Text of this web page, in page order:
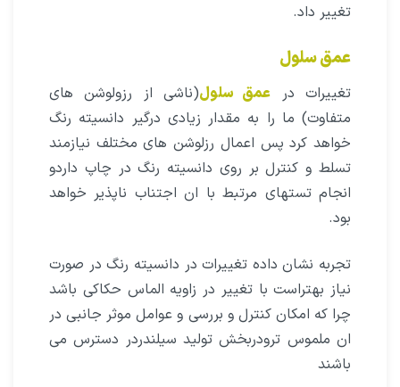
تغییر داد.
عمق سلول
تغییرات در عمق سلول(ناشی از رزولوشن های
متفاوت) ما را به مقدار زیادی درگیر دانسیته رنگ
خواهد کرد پس اعمال رزلوشن های مختلف نیازمند
تسلط و کنترل بر روی دانسیته رنگ در چاپ داردو
انجام تستهای مرتبط با ان اجتناب ناپذیر خواهد
بود.
تجربه نشان داده تغییرات در دانسیته رنگ در صورت
نیاز بهتراست با تغییر در زاویه الماس حکاکی باشد
چرا که امکان کنترل و بررسی و عوامل موثر جانبی در
ان ملموس ترودربخش تولید سیلندردر دسترس می
باشند